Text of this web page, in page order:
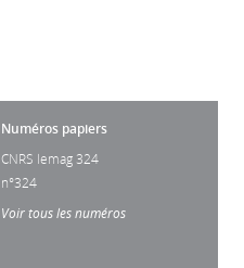
Numéros papiers
CNRS lemag 324
n°324
Voir tous les numéros